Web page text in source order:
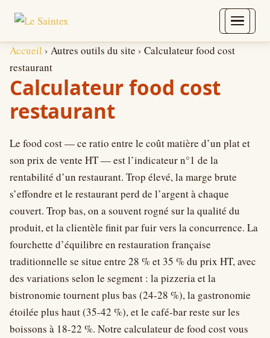
Accueil › Autres outils du site › Calculateur food cost
restaurant
Calculateur food cost
restaurant
Le food cost — ce ratio entre le coût matière d’un plat et
son prix de vente HT — est l’indicateur n°1 de la
rentabilité d’un restaurant. Trop élevé, la marge brute
s’effondre et le restaurant perd de l’argent à chaque
couvert. Trop bas, on a souvent rogné sur la qualité du
produit, et la clientèle finit par fuir vers la concurrence. La
fourchette d’équilibre en restauration française
traditionnelle se situe entre 28 % et 35 % du prix HT, avec
des variations selon le segment : la pizzeria et la
bistronomie tournent plus bas (24-28 %), la gastronomie
étoilée plus haut (35-42 %), et le café-bar reste sur les
boissons à 18-22 %. Notre calculateur de food cost vous